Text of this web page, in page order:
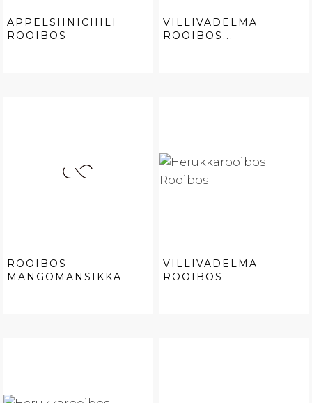
APPELSIINICHILI
ROOIBOS
VILLIVADELMA
ROOIBOS...
ROOIBOS
MANGOMANSIKKA
VILLIVADELMA
ROOIBOS